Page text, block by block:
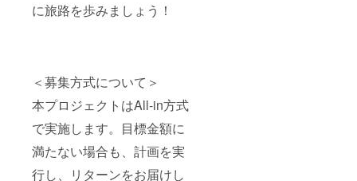
に旅路を歩みましょう！
＜募集方式について＞
本プロジェクトはAll-in方式
で実施します。目標金額に
満たない場合も、計画を実
行し、リターンをお届けし